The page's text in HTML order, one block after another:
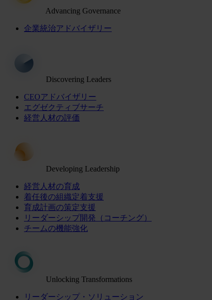
Advancing Governance
企業統治アドバイザリー
Discovering Leaders
CEOアドバイザリー
エグゼクティブサーチ
経営人材の評価
Developing Leadership
経営人材の育成
着任後の組織定着支援
育成計画の策定支援
リーダーシップ開発（コーチング）
チームの機能強化
Unlocking Transformations
リーダーシップ・ソリューション